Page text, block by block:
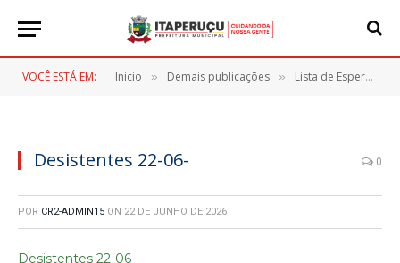
VOCÊ ESTÁ EM: Inicio » Demais publicações » Lista de Espera Vagas CMEIs
Desistentes 22-06- 0
POR CR2-ADMIN15 ON 22 DE JUNHO DE 2026
Desistentes 22-06-